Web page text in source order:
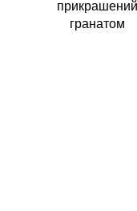
прикрашений
гранатом